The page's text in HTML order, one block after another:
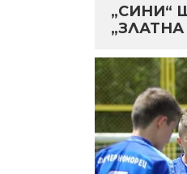
„СИНИ“